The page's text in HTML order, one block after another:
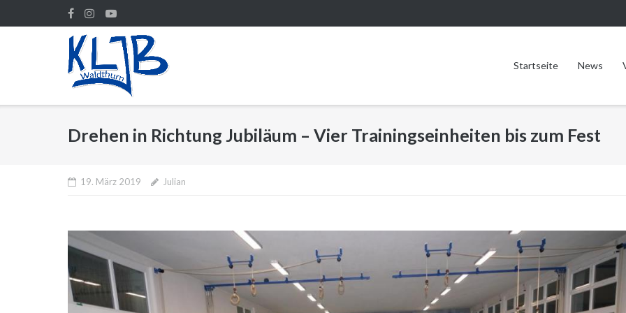
zum
Startseite News
Drehen in Richtung Jubiläum – Vier Trainingseinheiten bis zum Fest
19. März 2019 Julian